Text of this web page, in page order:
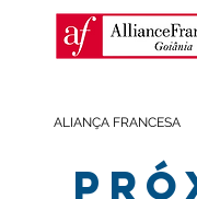
ALIANÇA FRANCESA